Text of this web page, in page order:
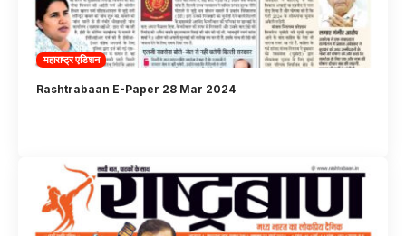
महाराष्ट्र एडिशन
Rashtrabaan E-Paper 28 Mar 2024